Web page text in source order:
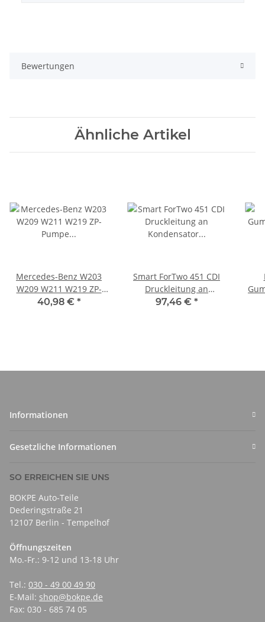
Bewertungen
Ähnliche Artikel
Mercedes-Benz W203
W209 W211 W219 ZP-
Pumpe
40,98 € *
Smart ForTwo 451 CDI
Druckleitung an
Kondensator
97,46 € *
Informationen
Gesetzliche Informationen
SO ERREICHEN SIE UNS
BOKPE Auto-Teile
Dederingstraße 21
12107 Berlin - Tempelhof
Öffnungszeiten
Mo.-Fr.: 9-12 und 13-18 Uhr
Tel.: 030 - 49 00 49 90
E-Mail: shop@bokpe.de
Fax: 030 - 685 74 05